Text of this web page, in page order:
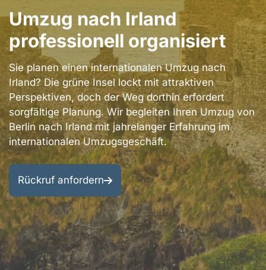
Umzug nach Irland
professionell organisiert
Sie planen einen internationalen Umzug nach
Irland? Die grüne Insel lockt mit attraktiven
Perspektiven, doch der Weg dorthin erfordert
sorgfältige Planung. Wir begleiten Ihren Umzug von
Berlin nach Irland mit jahrelanger Erfahrung im
internationalen Umzugsgeschäft.
Rückruf anfordern
Kontakt
Impressum
Datenschutzerklärung
AGB
Bezirke
Berlin
Umgebung
Entrümpelung
&
Renovierung